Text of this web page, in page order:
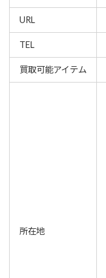
URL
TEL
買取可能アイテム
所在地